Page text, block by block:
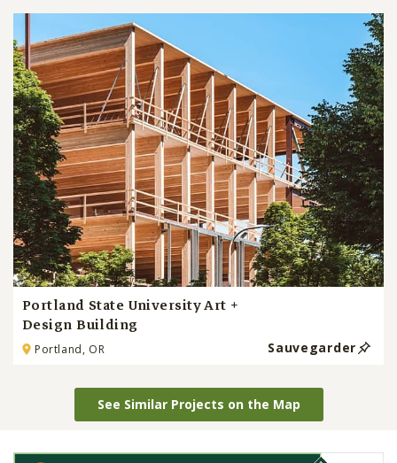
Portland State University Art +
Design Building
Portland, OR Sauvegarder
See Similar Projects on the Map